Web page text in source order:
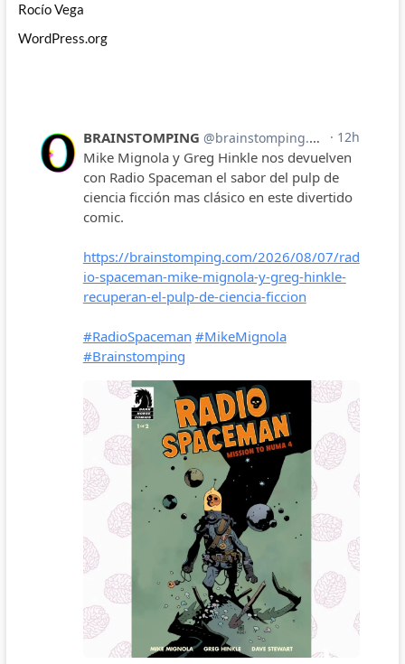
Rocío Vega
WordPress.org